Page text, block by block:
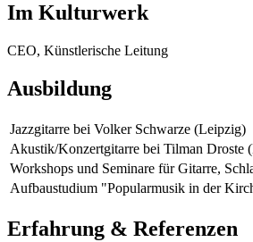
Im Kulturwerk
CEO, Künstlerische Leitung
Ausbildung
Jazzgitarre bei Volker Schwarze (Leipzig)
Akustik/Konzertgitarre bei Tilman Droste
Workshops und Seminare für Gitarre,
Aufbaustudium "Popularmusik in der
Erfahrung & Referenzen